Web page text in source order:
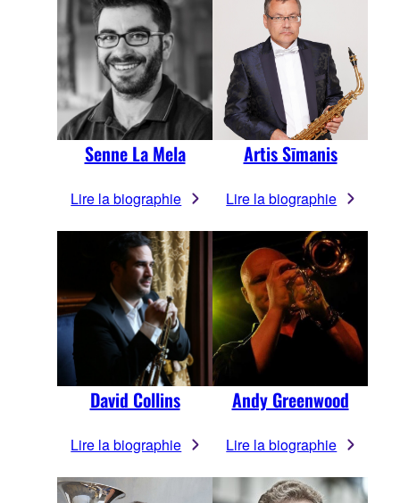
Senne La Mela
Lire la biographie
Artis Sīmanis
Lire la biographie
David Collins
Lire la biographie
Andy Greenwood
Lire la biographie